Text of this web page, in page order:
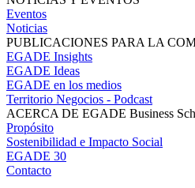
Eventos
Noticias
PUBLICACIONES PARA LA
EGADE Insights
EGADE Ideas
EGADE en los medios
Territorio Negocios - Podcast
ACERCA DE EGADE Business
Propósito
Sostenibilidad e Impacto Social
EGADE 30
Contacto